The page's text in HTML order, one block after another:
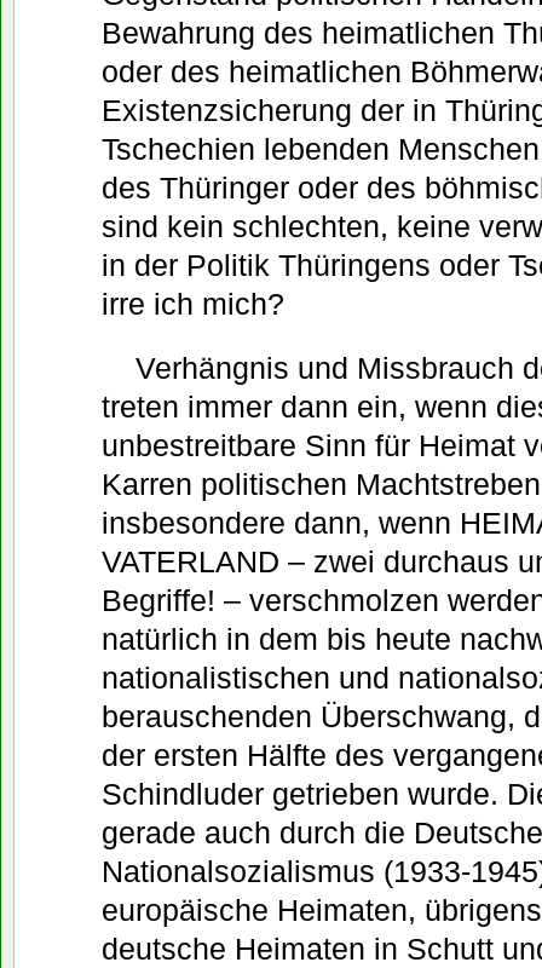
Bewahrung des heimatlichen
oder des heimatlichen
Existenzsicherung der in
Tschechien lebenden
des Thüringer oder des
sind kein schlechten, keine
in der Politik Thüringens oder
irre ich mich?
Verhängnis und Missbrauch
treten immer dann ein, wenn
unbestreitbare Sinn für Heimat
Karren politischen
insbesondere dann, wenn
VATERLAND – zwei durchaus
Begriffe! – verschmolzen
natürlich in dem bis heute
nationalistischen und
berauschenden Überschwang,
der ersten Hälfte des
Schindluder getrieben wurde.
gerade auch durch die
Nationalsozialismus (1933-
europäische Heimaten,
deutsche Heimaten in Schutt